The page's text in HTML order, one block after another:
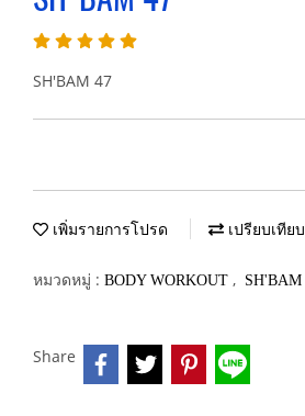
SH'BAM 47
เพิ่มรายการโปรด เปรียบเทียบ
หมวดหมู่ : BODY WORKOUT , SH'BAM
Share